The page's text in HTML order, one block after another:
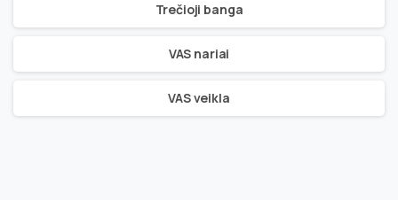
Trečioji banga
VAS nariai
VAS veikla